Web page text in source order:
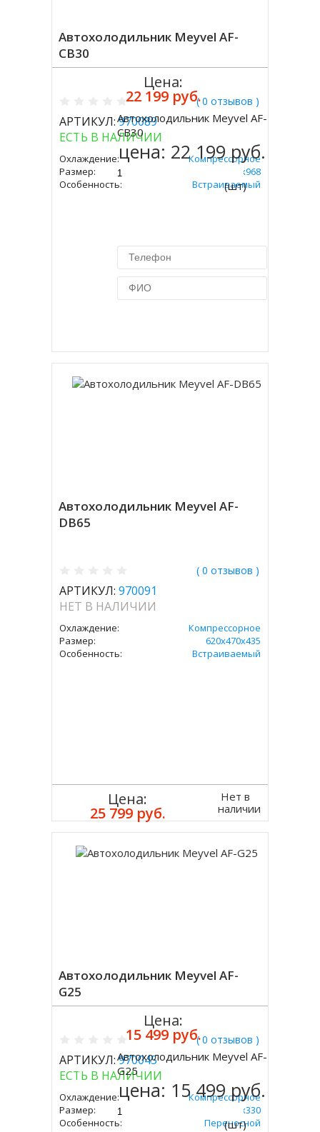
Автохолодильник Meyvel AF-
CB30
( 0 отзывов )
АРТИКУЛ:970089
ЕСТЬ В НАЛИЧИИ
Охлаждение:
Компрессорное
Размер:
250х440х968
Особенность:
Встраиваемый
Цена:
22 199 руб.
Купить
Автохолодильник Meyvel AF-
CB30
цена: 22 199 руб.
(шт)
Автохолодильник Meyvel AF-
DB65
( 0 отзывов )
АРТИКУЛ: 970091
НЕТ В НАЛИЧИИ
Охлаждение:
Компрессорное
Размер:
620х470х435
Особенность:
Встраиваемый
Цена:
25 799 руб.
Нет в
наличии
Автохолодильник Meyvel AF-
G25
( 0 отзывов )
АРТИКУЛ:970045
ЕСТЬ В НАЛИЧИИ
Охлаждение:
Компрессорное
Размер:
340х580х330
Особенность:
Переносной
Цена:
15 499 руб.
Купить
Автохолодильник Meyvel AF-
G25
цена: 15 499 руб.
(шт)